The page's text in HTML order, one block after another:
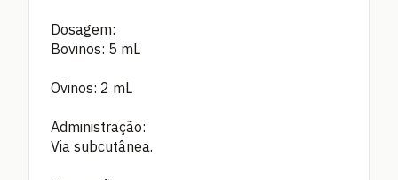
Dosagem:
Bovinos: 5 mL
Ovinos: 2 mL
Administração:
Via subcutânea.